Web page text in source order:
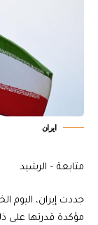
ايران
متابعة – الرشيد
جددت إيران، اليوم
مؤكدة قدرتها على